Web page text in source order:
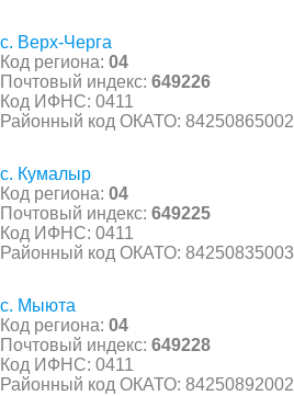
с. Верх-Черга
Код региона: 04
Почтовый индекс: 649226
Код ИФНС: 0411
Районный код ОКАТО: 84250865002
с. Кумалыр
Код региона: 04
Почтовый индекс: 649225
Код ИФНС: 0411
Районный код ОКАТО: 84250835003
с. Мыюта
Код региона: 04
Почтовый индекс: 649228
Код ИФНС: 0411
Районный код ОКАТО: 84250892002